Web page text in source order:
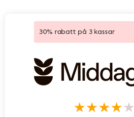
30% rabatt på 3 kassar
★★★★★